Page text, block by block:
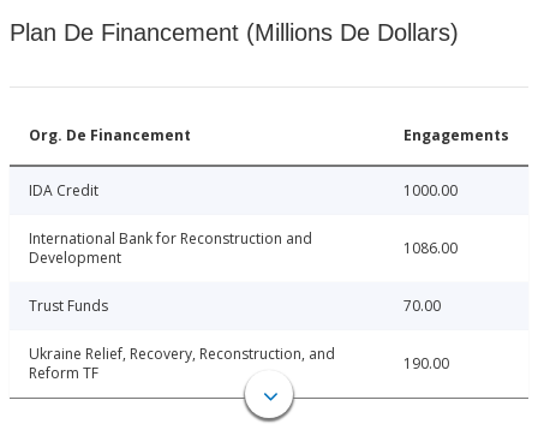
Plan De Financement (Millions De Dollars)
Org. De Financement Engagements
IDA Credit 1000.00
International Bank for Reconstruction and
Development
1086.00
Trust Funds 70.00
Ukraine Relief, Recovery, Reconstruction, and
Reform TF
190.00